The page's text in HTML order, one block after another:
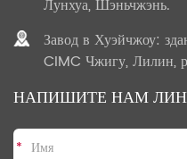
Лунхуа, Шэньчжэнь.
Завод в Хуэйчжоу:
CIMC Чжигу, Лилин,
НАПИШИТЕ НАМ
*